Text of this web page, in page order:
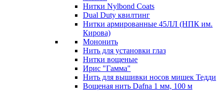
Нитки Nylbond Coats
Dual Duty квилтинг
Нитки армированные 45ЛЛ (НПК им.
Кирова)
Мононить
Нить для установки глаз
Нитки вощеные
Ирис "Гамма"
Нить для вышивки носов мишек Тедди
Вощеная нить Dafna 1 мм, 100 м